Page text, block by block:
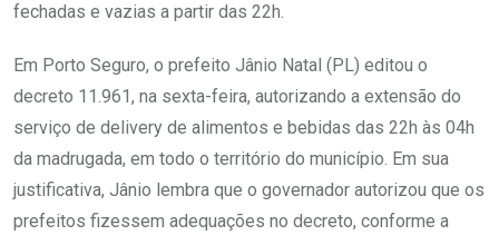
fechadas e vazias a partir das 22h.
Em Porto Seguro, o prefeito Jânio Natal (PL) editou o
decreto 11.961, na sexta-feira, autorizando a extensão do
serviço de delivery de alimentos e bebidas das 22h às 04h
da madrugada, em todo o território do município. Em sua
justificativa, Jânio lembra que o governador autorizou que os
prefeitos fizessem adequações no decreto, conforme a